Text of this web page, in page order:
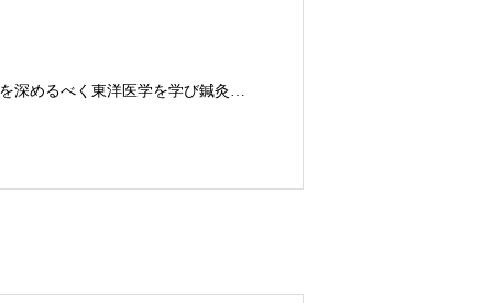
鍼灸師。体育大学出身。フィットネストレーナーとして10年勤務。さらに探求を深めるべく東洋医学を学び鍼灸師に転身。治療歴20年。体の整体治療、食いしばり改善治療、その他顔鍼など様々な症状の施術に日々、奔走しております。